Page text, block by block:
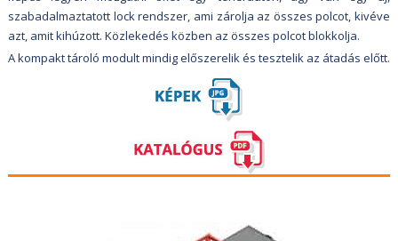
szabadalmaztatott lock rendszer, ami zárolja az összes polcot, kivéve
azt, amit kihúzott. Közlekedés közben az összes polcot blokkolja.
A kompakt tároló modult mindig előszerelik és tesztelik az átadás előtt.